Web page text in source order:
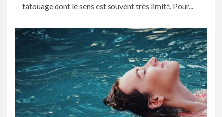
tatouage dont le sens est souvent très limité. Pour...